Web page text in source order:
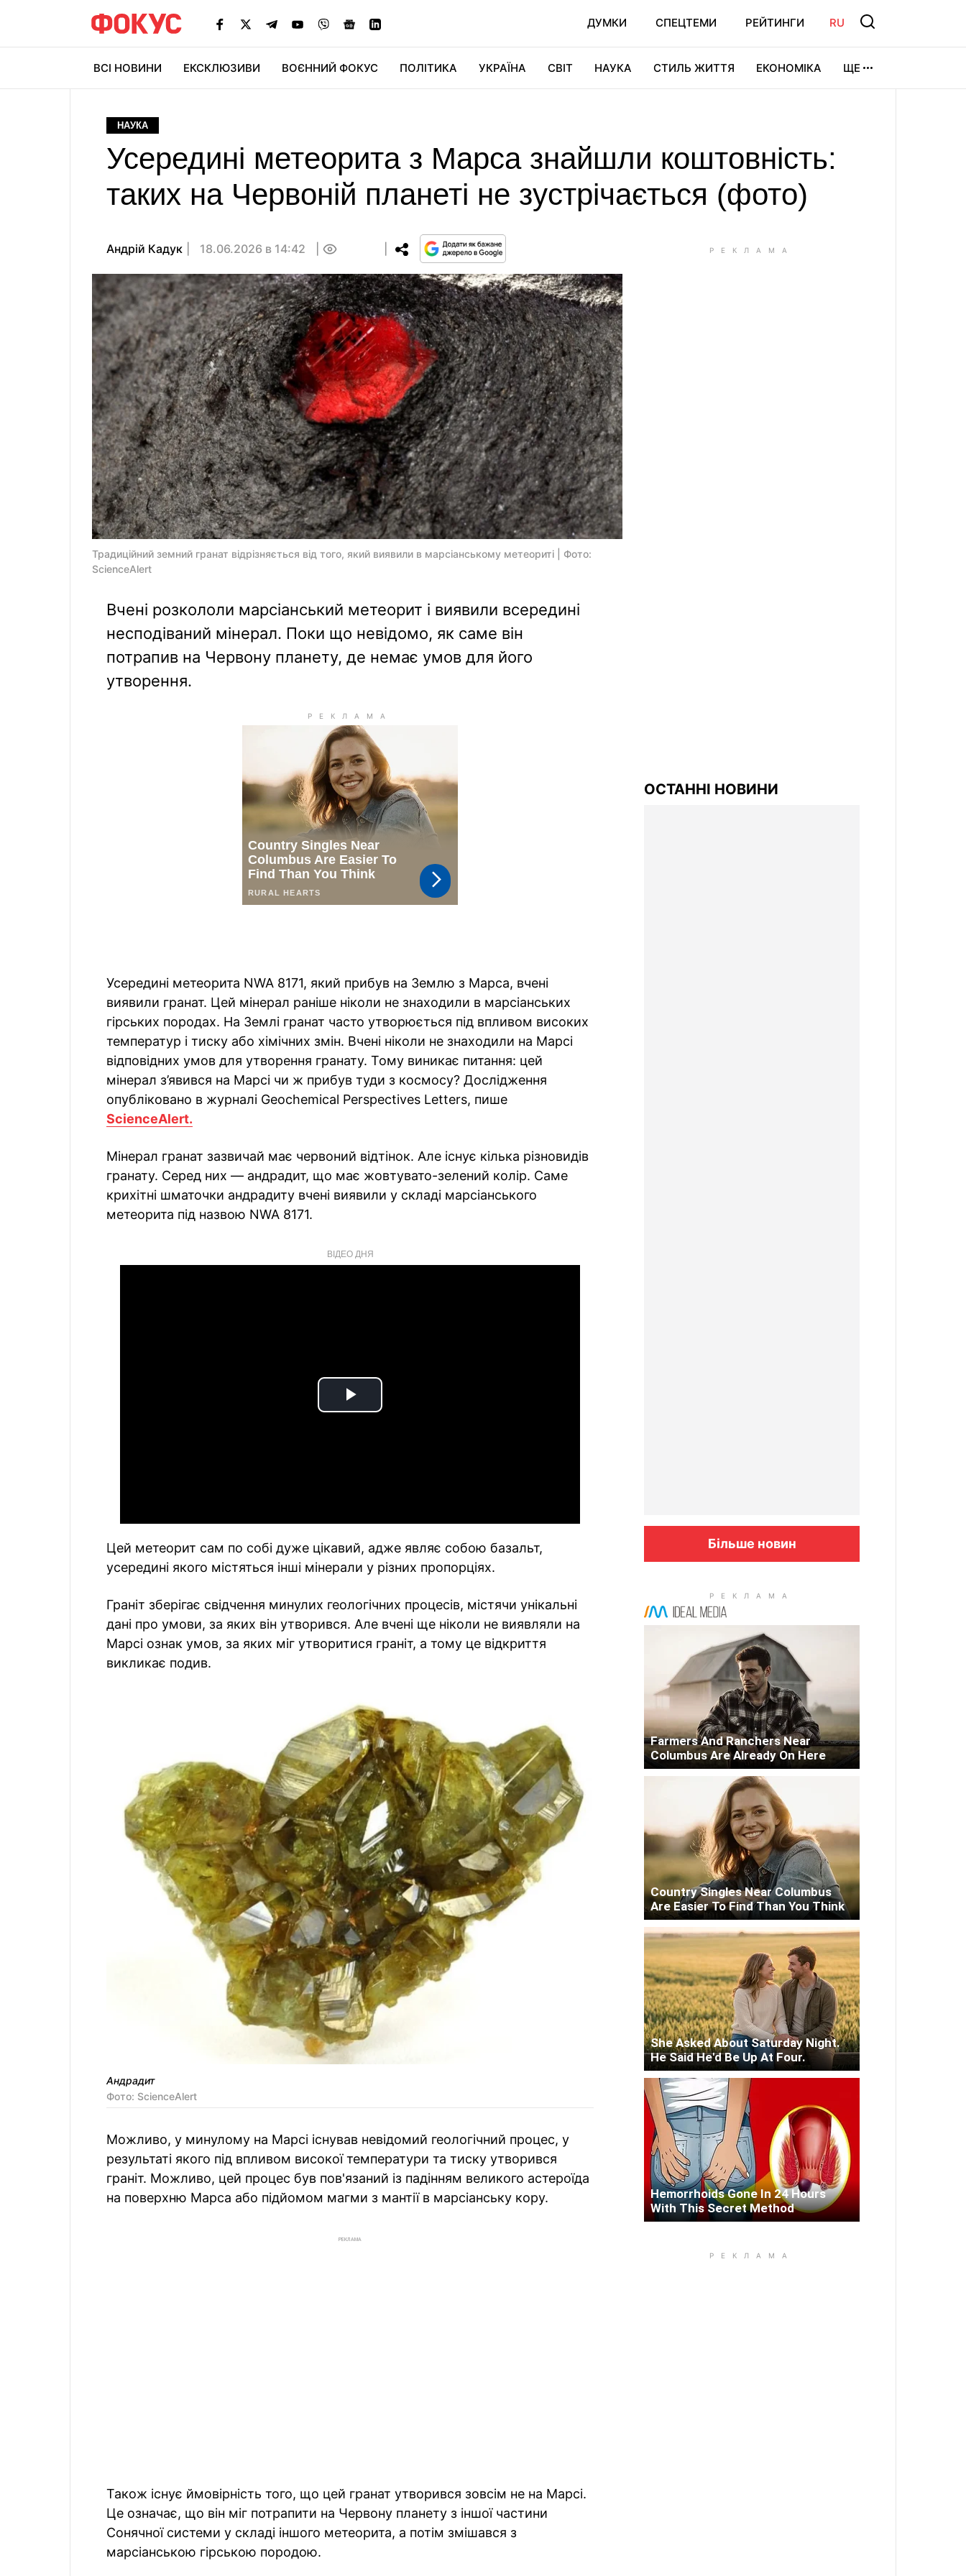
ДУМКИ СПЕЦТЕМИ РЕЙТИНГИ RU
ВСІ НОВИНИ ЕКСКЛЮЗИВИ ВОЄННИЙ ФОКУС ПОЛІТИКА УКРАЇНА СВІТ НАУКА СТИЛЬ ЖИТТЯ ЕКОНОМІКА ЩЕ
НАУКА
Усередині метеорита з Марса знайшли коштовність:
таких на Червоній планеті не зустрічається (фото)
Андрій Кадук 18.06.2026 в 14:42
Традиційний земний гранат відрізняється від того, який виявили в марсіанському метеориті | Фото:
ScienceAlert
Вчені розкололи марсіанський метеорит і виявили всередині
несподіваний мінерал. Поки що невідомо, як саме він
потрапив на Червону планету, де немає умов для його
утворення.
Усередині метеорита NWA 8171, який прибув на Землю з Марса, вчені
виявили гранат. Цей мінерал раніше ніколи не знаходили в марсіанських
гірських породах. На Землі гранат часто утворюється під впливом високих
температур і тиску або хімічних змін. Вчені ніколи не знаходили на Марсі
відповідних умов для утворення гранату. Тому виникає питання: цей
мінерал з’явився на Марсі чи ж прибув туди з космосу? Дослідження
опубліковано в журналі Geochemical Perspectives Letters, пише
ScienceAlert.
Мінерал гранат зазвичай має червоний відтінок. Але існує кілька різновидів
гранату. Серед них — андрадит, що має жовтувато-зелений колір. Саме
крихітні шматочки андрадиту вчені виявили у складі марсіанського
метеорита під назвою NWA 8171.
ВІДЕО ДНЯ
Play
Цей метеорит сам по собі дуже цікавий, адже являє собою базальт,
усередині якого містяться інші мінерали у різних пропорціях.
Граніт зберігає свідчення минулих геологічних процесів, містячи унікальні
дані про умови, за яких він утворився. Але вчені ще ніколи не виявляли на
Марсі ознак умов, за яких міг утворитися граніт, а тому це відкриття
викликає подив.
Андрадит
Фото: ScienceAlert
Можливо, у минулому на Марсі існував невідомий геологічний процес, у
результаті якого під впливом високої температури та тиску утворився
граніт. Можливо, цей процес був пов'язаний із падінням великого астероїда
на поверхню Марса або підйомом магми з мантії в марсіанську кору.
РЕКЛАМА
Також існує ймовірність того, що цей гранат утворився зовсім не на Марсі.
Це означає, що він міг потрапити на Червону планету з іншої частини
Сонячної системи у складі іншого метеорита, а потім змішався з
марсіанською гірською породою.
ОСТАННІ НОВИНИ
Більше новин
Farmers And Ranchers Near
Columbus Are Already On Here
Country Singles Near Columbus
Are Easier To Find Than You Think
She Asked About Saturday Night.
He Said He'd Be Up At Four.
Hemorrhoids Gone In 24 Hours
With This Secret Method